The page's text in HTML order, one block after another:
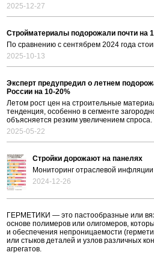
2025-12-27
Стройматериалы подорожали почти на
По сравнению с сентябрем 2024 года
2025-10-13
Эксперт предупредил о летнем
России на 10-20%
Летом рост цен на строительные
тенденция, особенно в сегменте
объясняется резким увеличением спроса.
2025-05-22
Стройки дорожают на панелях
Мониторинг отраслевой инфляции
2024-12-26
ГЕРМЕТИКИ — это пастообразные или
основе полимеров или олигомеров,
и обеспечения непроницаемости
или стыков деталей и узлов различных
агрегатов.